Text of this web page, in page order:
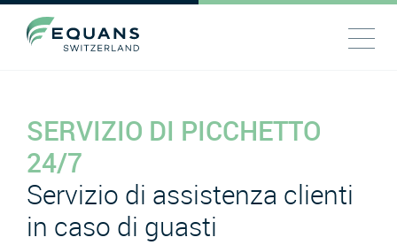
SERVIZIO DI PICCHETTO
24/7
Servizio di assistenza clienti
in caso di guasti